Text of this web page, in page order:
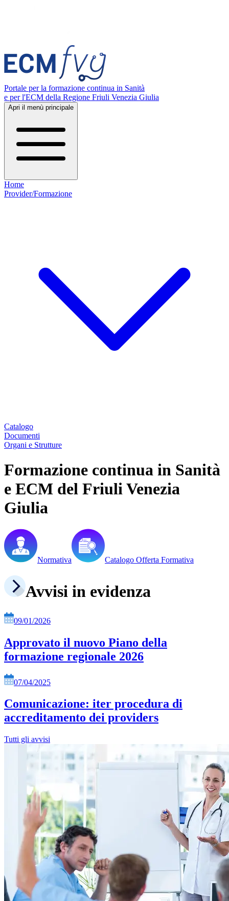
Portale per la formazione continua in Sanità
e per l'ECM della Regione Friuli Venezia Giulia
Apri il menù principale
Home
Provider/Formazione
Catalogo
Documenti
Organi e Strutture
Formazione continua in Sanità
e ECM del Friuli Venezia
Giulia
Normativa Catalogo Offerta Formativa
Avvisi in evidenza
09/01/2026
Approvato il nuovo Piano della
formazione regionale 2026
07/04/2025
Comunicazione: iter procedura di
accreditamento dei providers
Tutti gli avvisi